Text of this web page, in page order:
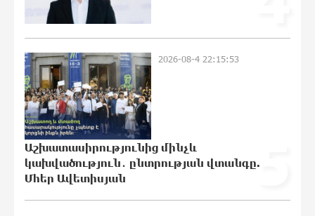
իրականացվող
բռնադատավարությունը միահեծան
իշխանության հետևանք է. Հանրային
Դաշինք
Մեր երկրում իշխանության և
ընդդիմության անվերջանալի
պայքարում տուժում է միայն ու միայն
ՀՀ քաղաքացին. Աննա Կոստանյան
21:00:08 7-08-2026
5
2026-08-4 22:15:53
Աշխատասիրությունից մինչև
կախվածություն․ ընտրության վտանգը.
Մհեր Ավետիսյան